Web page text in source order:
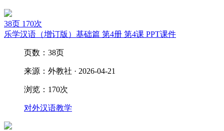
38页 170次
乐学汉语（增订版）基础篇 第4册 第4课 PPT课件
页数：38页
来源：外教社 · 2026-04-21
浏览：170次
对外汉语教学